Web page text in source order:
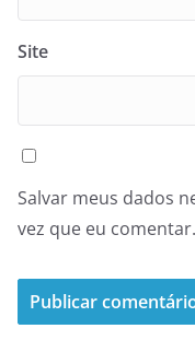
Site
Salvar meus dados
vez que eu comentar.